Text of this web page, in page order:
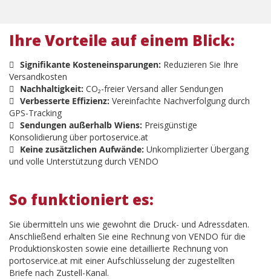
Ihre Vorteile auf einem Blick:
Signifikante Kosteneinsparungen: Reduzieren Sie Ihre
Versandkosten
Nachhaltigkeit: CO₂-freier Versand aller Sendungen
Verbesserte Effizienz: Vereinfachte Nachverfolgung durch
GPS-Tracking
Sendungen außerhalb Wiens: Preisgünstige
Konsolidierung über portoservice.at
Keine zusätzlichen Aufwände: Unkomplizierter Übergang
und volle Unterstützung durch VENDO
So funktioniert es:
Sie übermitteln uns wie gewohnt die Druck- und Adressdaten.
Anschließend erhalten Sie eine Rechnung von VENDO für die
Produktionskosten sowie eine detaillierte Rechnung von
portoservice.at mit einer Aufschlüsselung der zugestellten
Briefe nach Zustell-Kanal.